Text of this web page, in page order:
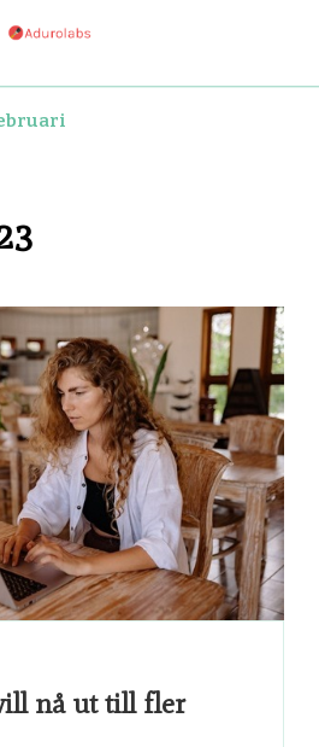
nå ut till fler